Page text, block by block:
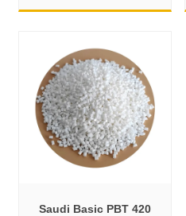
Saudi Basic PBT 420